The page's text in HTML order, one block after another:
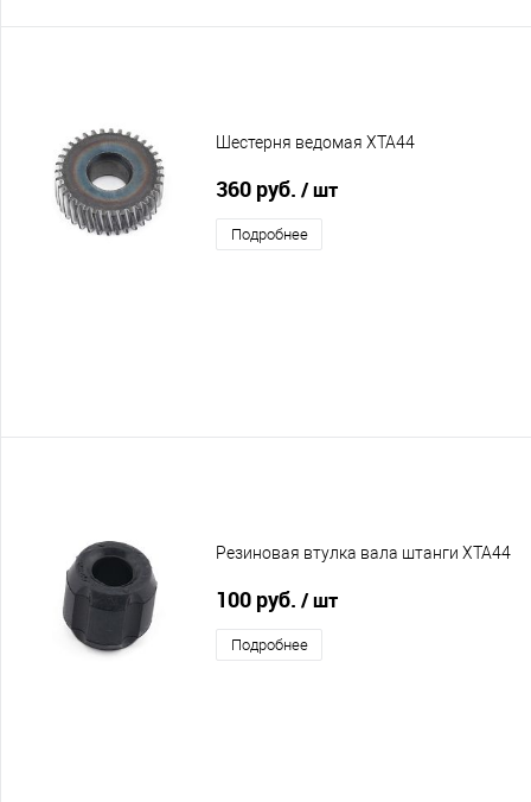
Шестерня ведомая XTA44
360 руб. / шт
Подробнее
Резиновая втулка вала штанги XTA44
100 руб. / шт
Подробнее